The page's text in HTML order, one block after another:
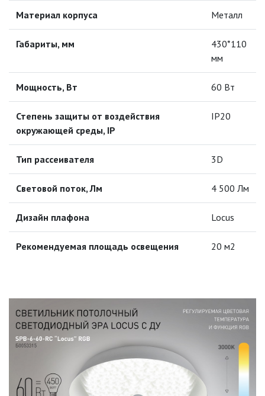
ПОРТАТИВНЫЕ СОЛНЕЧНЫЕ
РАЗЪЁМЫ, ПЕРЕХОДНИКИ, ТВ
СЕТЕВЫЕ ФИЛЬТРЫ, СИЛОВЫЕ
СИСТЕМЫ ПОЛИВА
СТАБИЛИЗАТОРЫ НАПРЯЖЕНИЯ
УЛИЧНОЕ ОСВЕЩЕНИЕ НА
ФОНТАНЫ
ЭЛЕКТРОЗВОНКИ И АКСЕССУАРЫ
ЭЛЕКТРОУСТАНОВОЧНЫЕ
Материал корпуса Металл
Габариты, мм
430*110
мм
Мощность, Вт 60 Вт
Степень защиты от воздействия
окружающей среды, IP
IP20
Тип рассеивателя 3D
Световой поток, Лм 4 500 Лм
Дизайн плафона Locus
Рекомендуемая площадь освещения 20 м2